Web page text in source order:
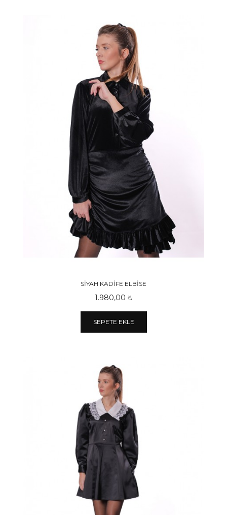
SİYAH KADİFE ELBİSE
1.980,00 ₺
SEPETE EKLE